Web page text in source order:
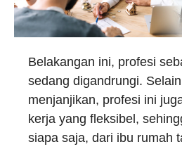
Belakangan ini, profesi
sedang digandrungi.
menjanjikan, profesi ini
kerja yang fleksibel,
siapa saja, dari ibu rumah